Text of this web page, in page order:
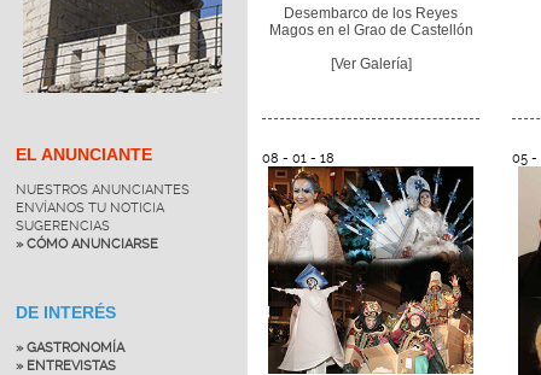
EL ANUNCIANTE
NUESTROS ANUNCIANTES
ENVÍANOS TU NOTICIA
SUGERENCIAS
» CÓMO ANUNCIARSE
DE INTERÉS
» GASTRONOMÍA
» ENTREVISTAS
Desembarco de los Reyes
Magos en el Grao de Castellón
[Ver Galería]
08 - 01 - 18 05 -